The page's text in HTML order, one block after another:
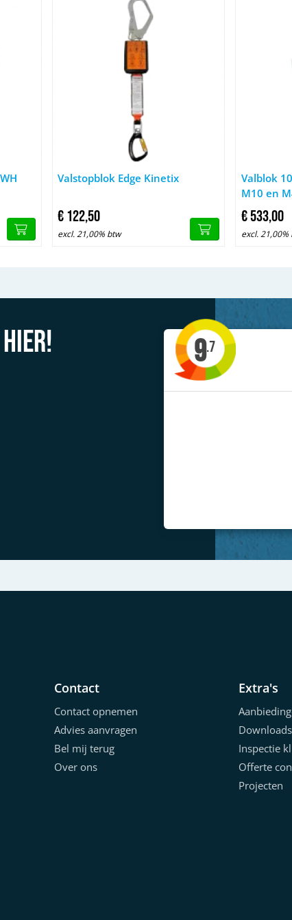
ABS 3WHAfbeelding Valstopblok Edge Kinetix
Valstopblok Edge Kinetix
€122,50
excl. 21,00% btw
Valblok
M10 en
€533,00
excl. 21,00%
9.7
Contact
Contact opnemen
Advies aanvragen
Bel mij terug
Over ons
Extra's
Downloads
Inspectie
Offerte
Projecten